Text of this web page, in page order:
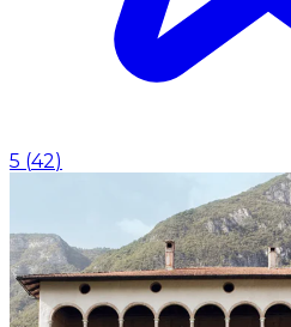
5 (42)